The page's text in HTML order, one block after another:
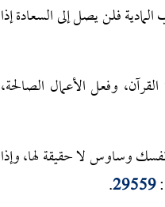
فلن يصل إلى السعادة إذا
وفعل الأعمال الصالحة،
وساوس لا حقيقة لها، وإذا
29559
.